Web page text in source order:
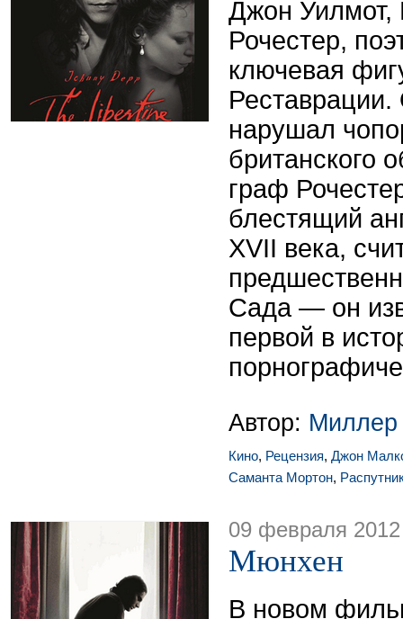
Джон Уилмот,
Рочестер,
ключевая
нарушал
британского
граф
блестящий
XVII века,
Сада — он
первой в
Автор: Миллер
Кино, Рецензия, Джон
Саманта Мортон,
09 февраля 2012
Мюнхен
В новом